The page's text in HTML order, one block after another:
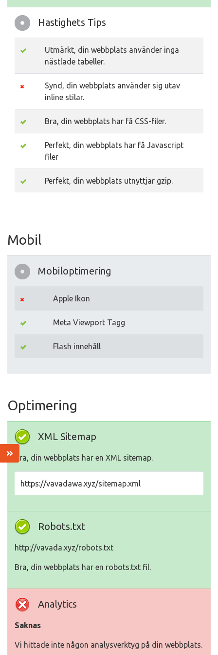
Hastighets Tips
Utmärkt, din webbplats använder inga
nästlade tabeller.
Synd, din webbplats använder sig utav
inline stilar.
Bra, din webbplats har få CSS-filer.
Perfekt, din webbplats har få Javascript
filer
Perfekt, din webbplats utnyttjar gzip.
Mobil
Mobiloptimering
Apple Ikon
Meta Viewport Tagg
Flash innehåll
Optimering
XML Sitemap
Bra, din webbplats har en XML sitemap.
https://vavadawa.xyz/sitemap.xml
Robots.txt
http://vavada.xyz/robots.txt
Bra, din webbplats har en robots.txt fil.
Analytics
Saknas
Vi hittade inte någon analysverktyg på din webbplats.